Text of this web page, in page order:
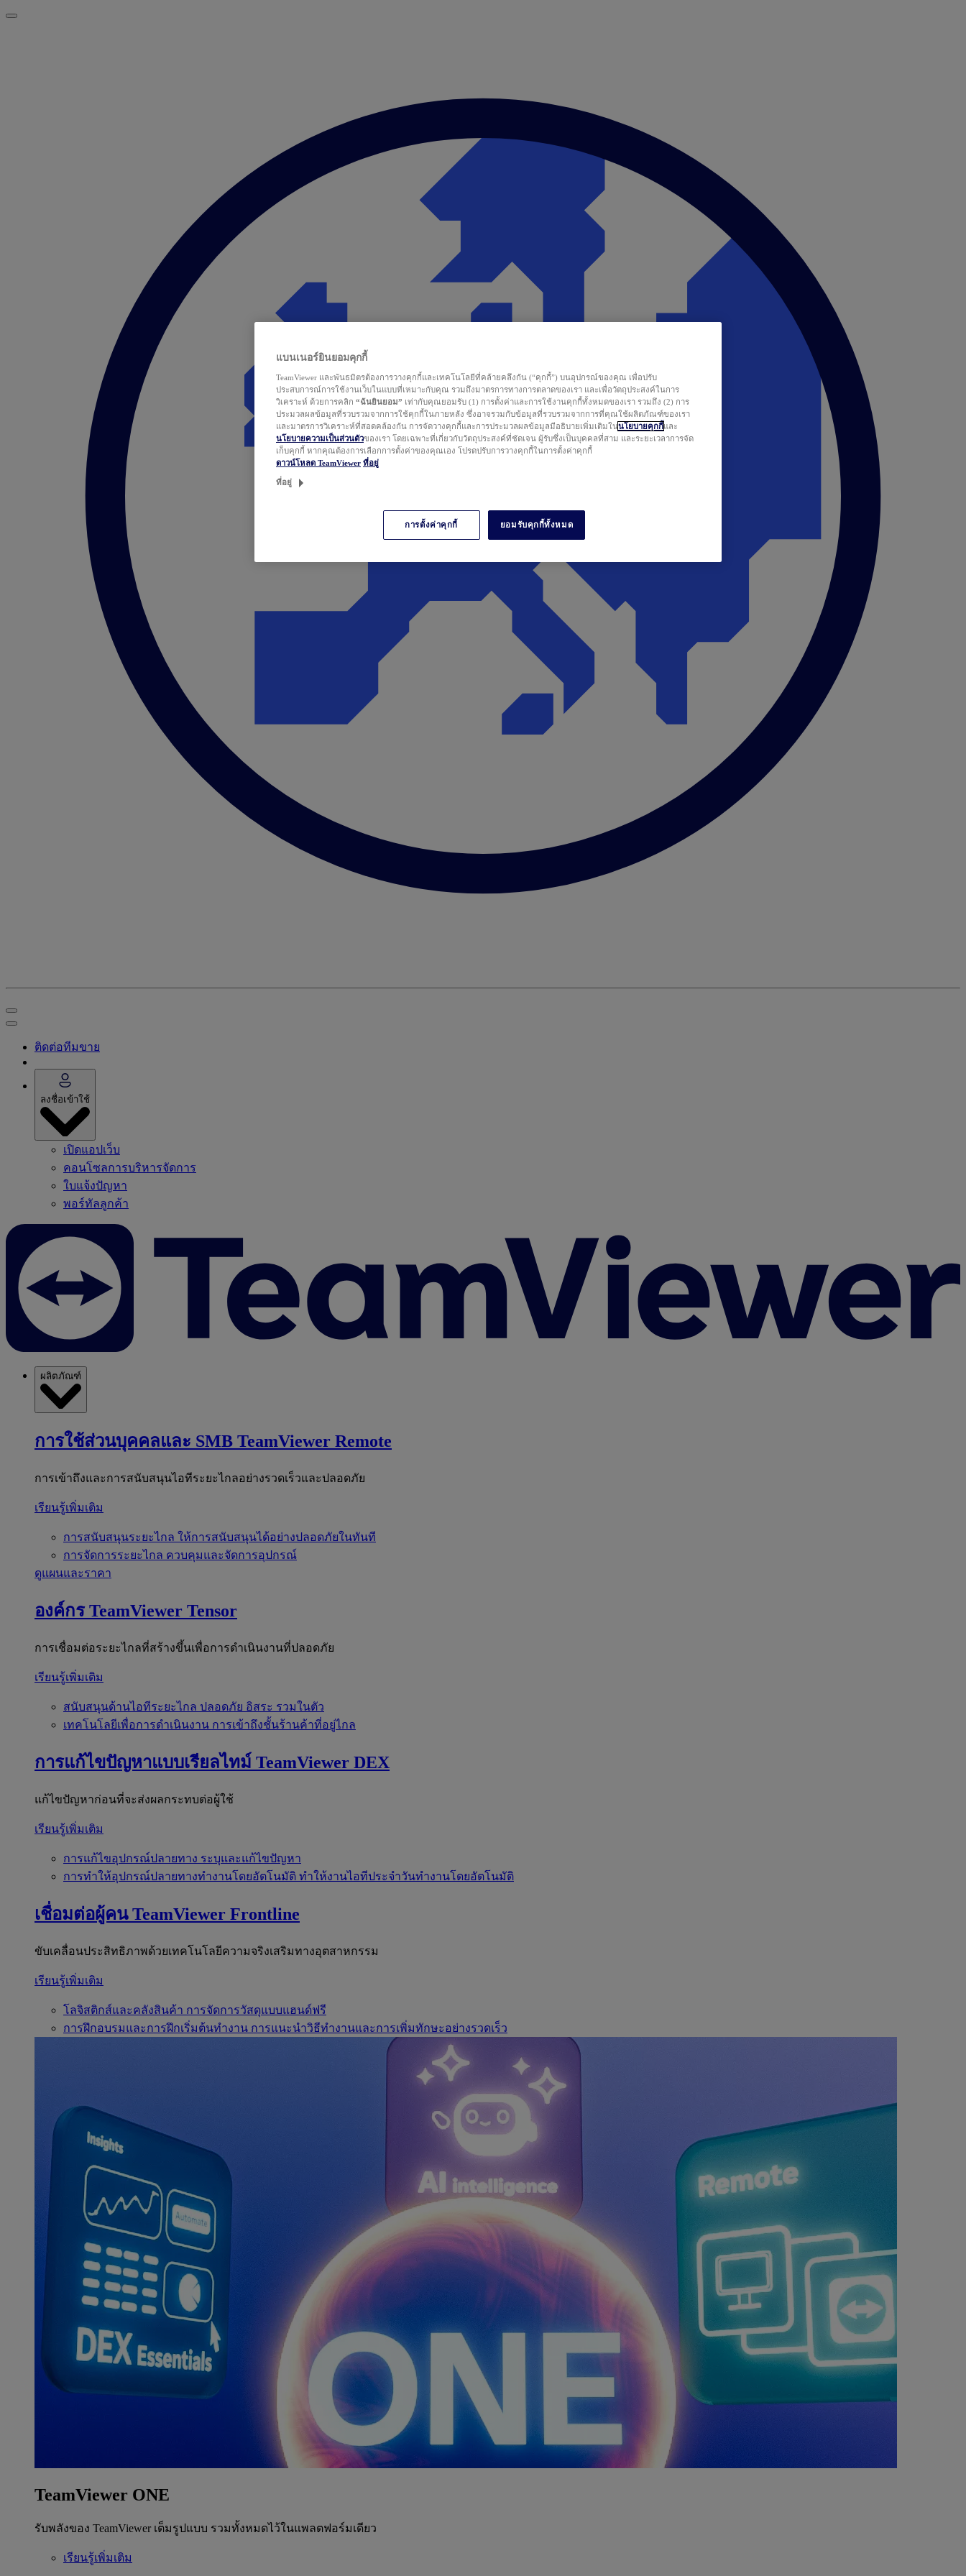
ติดต่อทีมขาย
ลงชื่อเข้าใช้
เปิดแอปเว็บ
คอนโซลการบริหารจัดการ
ใบแจ้งปัญหา
พอร์ทัลลูกค้า
ผลิตภัณฑ์
การใช้ส่วนบุคคลและ SMB TeamViewer Remote
การเข้าถึงและการสนับสนุนไอทีระยะไกลอย่างรวดเร็วและปลอดภัย
เรียนรู้เพิ่มเติม
การสนับสนุนระยะไกล ให้การสนับสนุนได้อย่างปลอดภัยในทันที
การจัดการระยะไกล ควบคุมและจัดการอุปกรณ์
ดูแผนและราคา
องค์กร TeamViewer Tensor
การเชื่อมต่อระยะไกลที่สร้างขึ้นเพื่อการดำเนินงานที่ปลอดภัย
เรียนรู้เพิ่มเติม
สนับสนุนด้านไอทีระยะไกล ปลอดภัย อิสระ รวมในตัว
เทคโนโลยีเพื่อการดำเนินงาน การเข้าถึงชั้นร้านค้าที่อยู่ไกล
การแก้ไขปัญหาแบบเรียลไทม์ TeamViewer DEX
แก้ไขปัญหาก่อนที่จะส่งผลกระทบต่อผู้ใช้
เรียนรู้เพิ่มเติม
การแก้ไขอุปกรณ์ปลายทาง ระบุและแก้ไขปัญหา
การทำให้อุปกรณ์ปลายทางทำงานโดยอัตโนมัติ ทำให้งานไอทีประจำวันทำงานโดยอัตโนมัติ
เชื่อมต่อผู้คน TeamViewer Frontline
ขับเคลื่อนประสิทธิภาพด้วยเทคโนโลยีความจริงเสริมทางอุตสาหกรรม
เรียนรู้เพิ่มเติม
โลจิสติกส์และคลังสินค้า การจัดการวัสดุแบบแฮนด์ฟรี
การฝึกอบรมและการฝึกเริ่มต้นทำงาน การแนะนำวิธีทำงานและการเพิ่มทักษะอย่างรวดเร็ว
TeamViewer ONE
รับพลังของ TeamViewer เต็มรูปแบบ รวมทั้งหมดไว้ในแพลตฟอร์มเดียว
เรียนรู้เพิ่มเติม
แบนเนอร์ยินยอมคุกกี้
TeamViewer และพันธมิตรต้องการวางคุกกี้และเทคโนโลยีที่คล้ายคลึงกัน (“คุกกี้”) บนอุปกรณ์ของคุณ เพื่อปรับ
ประสบการณ์การใช้งานเว็บในแบบที่เหมาะกับคุณ รวมถึงมาตรการทางการตลาดของเรา และเพื่อวัตถุประสงค์ในการ
วิเคราะห์ ด้วยการคลิก “ฉันยินยอม” เท่ากับคุณยอมรับ (1) การตั้งค่าและการใช้งานคุกกี้ทั้งหมดของเรา รวมถึง (2) การ
ประมวลผลข้อมูลที่รวบรวมจากการใช้คุกกี้ในภายหลัง ซึ่งอาจรวมกับข้อมูลที่รวบรวมจากการที่คุณใช้ผลิตภัณฑ์ของเรา
และมาตรการวิเคราะห์ที่สอดคล้องกัน การจัดวางคุกกี้และการประมวลผลข้อมูลมีอธิบายเพิ่มเติมในนโยบายคุกกี้และ
นโยบายความเป็นส่วนตัวของเรา โดยเฉพาะที่เกี่ยวกับวัตถุประสงค์ที่ชัดเจน ผู้รับซึ่งเป็นบุคคลที่สาม และระยะเวลาการจัด
เก็บคุกกี้ หากคุณต้องการเลือกการตั้งค่าของคุณเอง โปรดปรับการวางคุกกี้ในการตั้งค่าคุกกี้
ดาวน์โหลด TeamViewer ที่อยู่
ที่อยู่
การตั้งค่าคุกกี้ ยอมรับคุกกี้ทั้งหมด